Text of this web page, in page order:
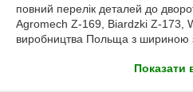
повний перелік деталей до
Agromech Z-169, Biardzki Z-173,
виробництва Польща з шириною
польських ★ Wirax, Z-069, ★Показати